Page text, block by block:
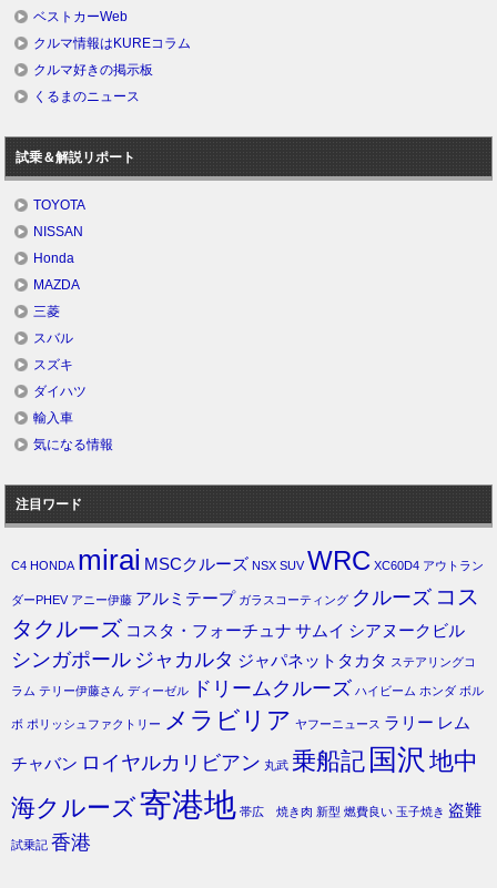
ベストカーWeb
クルマ情報はKUREコラム
クルマ好きの掲示板
くるまのニュース
試乗＆解説リポート
TOYOTA
NISSAN
Honda
MAZDA
三菱
スバル
スズキ
ダイハツ
輸入車
気になる情報
注目ワード
C4 HONDA mirai MSCクルーズ NSX SUV WRC XC60D4 アウトラン
ダーPHEV アニー伊藤 アルミテープ ガラスコーティング クルーズ コス
タクルーズ コスタ・フォーチュナ サムイ シアヌークビル
シンガポール ジャカルタ ジャパネットタカタ ステアリングコ
ラム テリー伊藤さん ディーゼル ドリームクルーズ ハイビーム ホンダ ボル
ボ ポリッシュファクトリー メラビリア ヤフーニュース ラリー レム
チャバン ロイヤルカリビアン 丸武 乗船記 国沢 地中
海クルーズ寄港地 帯広 焼き肉 新型 燃費良い 玉子焼き 盗難
試乗記 香港